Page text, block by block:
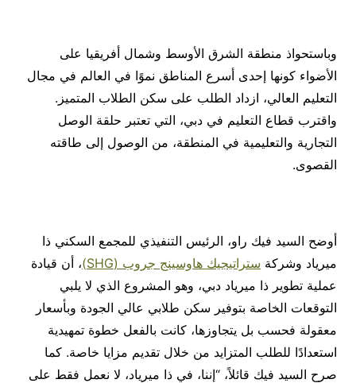
وباستحواذ منطقة الشرق الأوسط وشمال أفريقيا على
الأضواء كونها إحدى أسرع المناطق نموًا في العالم في مجال
التعليم العالي، ازداد الطلب على سكن الطلاب المتميز.
واقترب قطاع التعليم في دبي، التي تعتبر حلقة الوصل
التجارية والتعليمية في المنطقة، من الوصول إلى طاقته
القصوى.
أوضح السيد فيك راو، الرئيس التنفيذي للمجمع السكني ذا
ميرياد وشركة ستراتيجيك هاوسينج جروب (SHG)
، أن قيادة
عملية تطوير ذا ميرياد دبي، وهو المشروع الذي لا يلبي
التوقعات الخاصة بتوفير سكن طلابي عالي الجودة وبأسعار
معقولة فحسب بل يتجاوزها، كانت بالفعل خطوة تمهيدية
استعدادًا للطلب المتزايد من خلال تقديم مزايا خاصة. كما
صرح السيد فيك قائلاً، “إننا، في ذا ميرياد، لا نعمل فقط على